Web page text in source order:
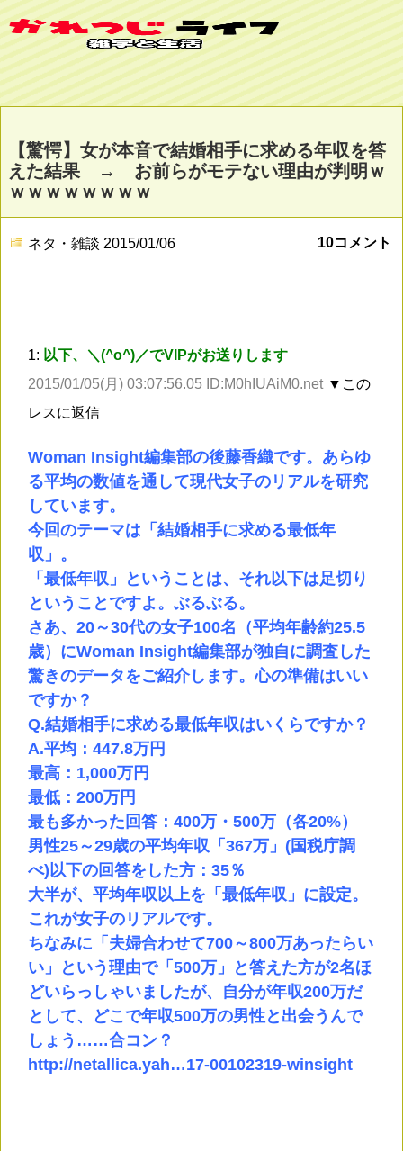
【驚愕】女が本音で結婚相手に求める年収を答
えた結果 → お前らがモテない理由が判明ｗ
ｗｗｗｗｗｗｗｗ
ネタ・雑談 2015/01/06 10コメント
1: 以下、＼(^o^)／でVIPがお送りします
2015/01/05(月) 03:07:56.05 ID:M0hIUAiM0.net ▼この
レスに返信
Woman Insight編集部の後藤香織です。あらゆ
る平均の数値を通して現代女子のリアルを研究
しています。
今回のテーマは「結婚相手に求める最低年
収」。
「最低年収」ということは、それ以下は足切り
ということですよ。ぶるぶる。
さあ、20～30代の女子100名（平均年齢約25.5
歳）にWoman Insight編集部が独自に調査した
驚きのデータをご紹介します。心の準備はいい
ですか？
Q.結婚相手に求める最低年収はいくらですか？
A.平均：447.8万円
最高：1,000万円
最低：200万円
最も多かった回答：400万・500万（各20%）
男性25～29歳の平均年収「367万」(国税庁調
べ)以下の回答をした方：35％
大半が、平均年収以上を「最低年収」に設定。
これが女子のリアルです。
ちなみに「夫婦合わせて700～800万あったらい
い」という理由で「500万」と答えた方が2名ほ
どいらっしゃいましたが、自分が年収200万だ
として、どこで年収500万の男性と出会うんで
しょう……合コン？
http://netallica.yah…17-00102319-winsight